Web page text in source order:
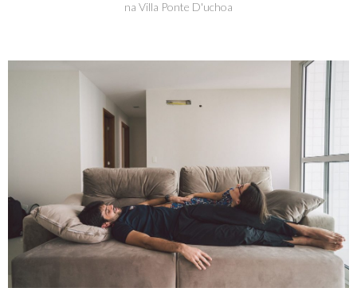
na Villa Ponte D'uchoa